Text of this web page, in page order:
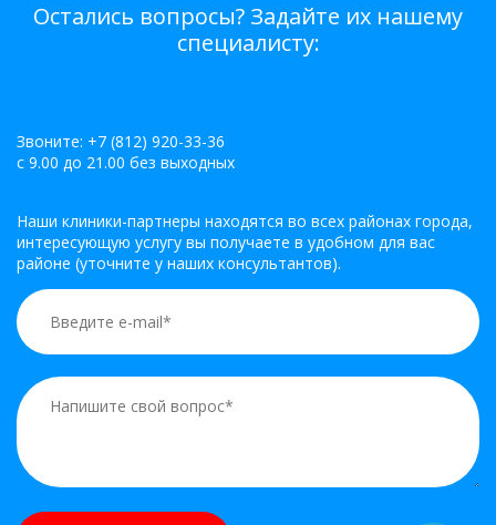
Остались вопросы? Задайте их нашему
специалисту:
Звоните: +7 (812) 920-33-36
с 9.00 до 21.00 без выходных
Наши клиники-партнеры находятся во всех районах города,
интересующую услугу вы получаете в удобном для вас
районе (уточните у наших консультантов).